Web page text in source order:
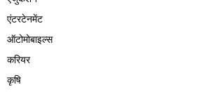
एंटरटेनमेंट
ऑटोमोबाइल्स
करियर
कृषि